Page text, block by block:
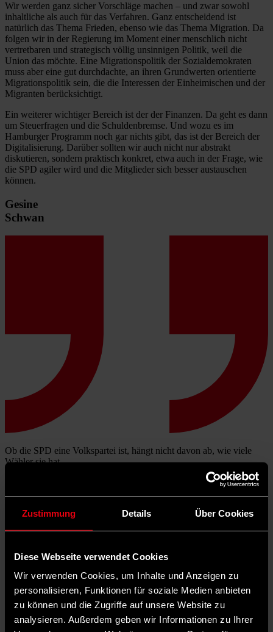
Zustimmung Details Über Cookies
Diese Webseite verwendet Cookies
Wir verwenden Cookies, um Inhalte und Anzeigen zu
personalisieren, Funktionen für soziale Medien anbieten
zu können und die Zugriffe auf unsere Website zu
analysieren. Außerdem geben wir Informationen zu Ihrer
Wir werden ganz sicher Vorschläge machen – und zwar sowohl
inhaltliche als auch für das Verfahren. Ganz entscheidend ist
natürlich das Thema Frieden, ebenso wie das Thema Migration. Da
folgen wir in der Regierung im Moment einer menschlich nicht
vertretbaren und strategisch völlig unsinnigen Politik, weil die
Union das möchte. Eine Migrationspolitik der Sozialdemokraten
muss aber eine gut durchdachte, an ihren Grundwerten orientierte
Migrationspolitik sein, die die Interessen der Einheimischen und der
Migranten berücksichtigt.
Ein weiterer wichtiger Bereich ist der der Finanzen. Da geht es dann
um Steuerfragen und die Schuldenbremse. Und wozu es im
Hamburger Programm noch gar nichts gibt, das ist der Bereich der
Digitalisierung. Darüber sollten wir auch nicht nur abstrakt
diskutieren, sondern praktisch konkret, etwa auch in der Frage, wie
die SPD agiler wird und die Mitglieder sich besser austauschen
können.
Gesine
Schwan
Ob die SPD eine Volkspartei ist, hängt nicht davon ab, wie viele
Wähler sie hat.